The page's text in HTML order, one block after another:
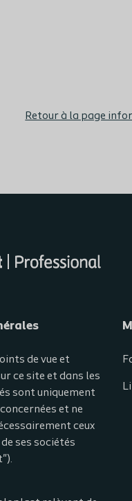
Retour à la page
de vue et
ce site et dans les
sont uniquement
et ne
ceux
ses sociétés